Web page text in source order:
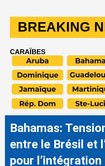
BREAKING
CARAÏBES
Bahamas:
entre le Brésil et
pour